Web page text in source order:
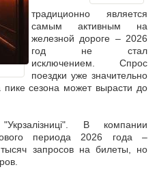
традиционно является
самым активным на
железной дороге – 2026
год не стал
исключением. Спрос
поездки уже значительно
сезона может вырасти до
В компании
периода 2026 года –
запросов на билеты, но
.